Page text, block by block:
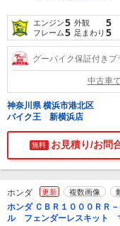
エンジン5 外観 5
フレーム5 足まわり 5
グーバイク保証付きプ
中古車
神奈川県 横浜市港北区
バイク王 新横浜店
無料 お見積り/お問
ホンダ 更新 複数画像
ホンダ ＣＢＲ１０００Ｒ
ル フェンダーレスキット